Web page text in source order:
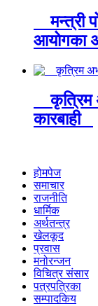
मन्त्री
आयोगका
कृत्रिम
कारबाही
होमपेज
समाचार
राजनीति
धार्मिक
अर्थतन्त्र
खेलकूद
प्रवास
मनोरन्जन
विचित्र संसार
पत्रपत्रिका
सम्पादकिय